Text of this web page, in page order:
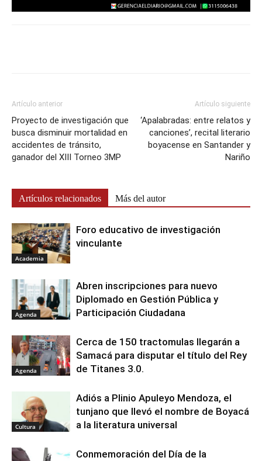
Artículo anterior
Proyecto de investigación que
busca disminuir mortalidad en
accidentes de tránsito,
ganador del XIII Torneo 3MP
Artículo siguiente
‘Apalabradas: entre relatos y
canciones’, recital literario
boyacense en Santander y
Nariño
Artículos relacionados Más del autor
Academia
Foro educativo de investigación
vinculante
Agenda
Abren inscripciones para nuevo
Diplomado en Gestión Pública y
Participación Ciudadana
Agenda
Cerca de 150 tractomulas llegarán a
Samacá para disputar el título del Rey
de Titanes 3.0.
Cultura
Adiós a Plinio Apuleyo Mendoza, el
tunjano que llevó el nombre de Boyacá
a la literatura universal
Conmemoración del Día de la